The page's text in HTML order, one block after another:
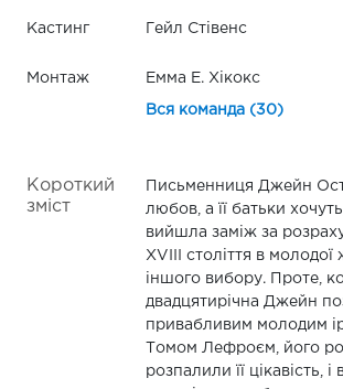
Кастинг Гейл Стівенс
Монтаж Емма Е. Хікокс
Вся команда (30)
Короткий
зміст
Письменниця Джейн
любов, а її батьки
вийшла заміж за
XVIII століття в молодої
іншого вибору. Проте,
двадцятирічна Джейн
привабливим молодим
Томом Лефроєм, його
розпалили її цікавість, і